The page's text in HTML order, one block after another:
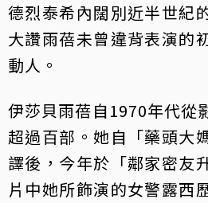
德烈泰希內闊別近半世紀
大讚雨蓓未曾違背表演的
動人。
伊莎貝雨蓓自1970年代從
超過百部。她自「藥頭大
譯後，今年於「鄰家密友
片中她所飾演的女警露西